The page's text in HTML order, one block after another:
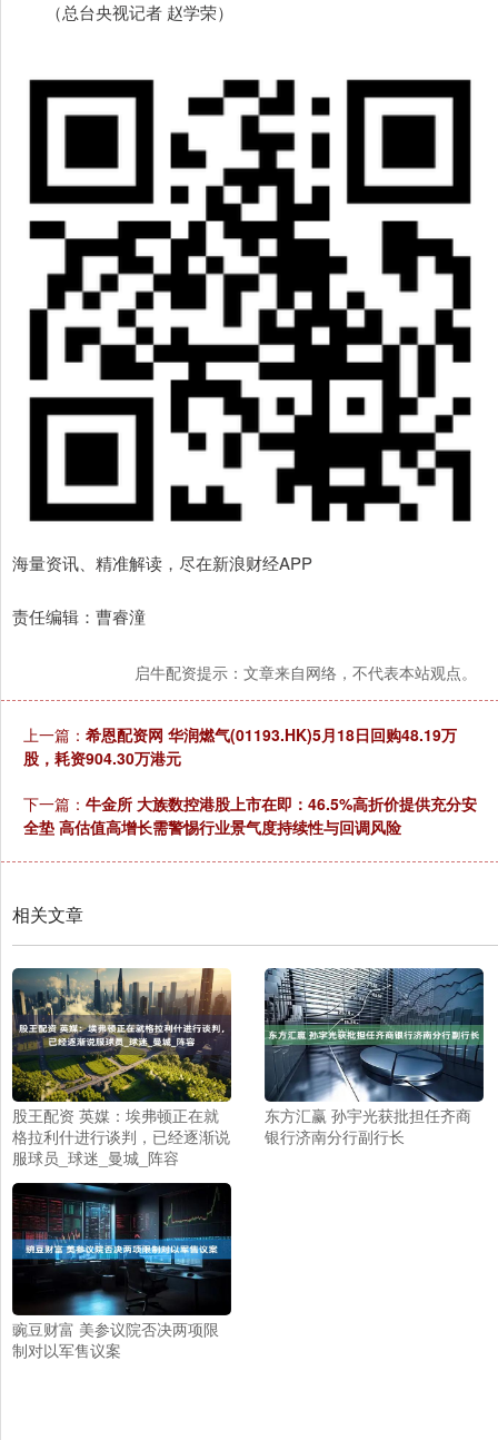
（总台央视记者 赵学荣）
海量资讯、精准解读，尽在新浪财经APP
责任编辑：曹睿潼
启牛配资提示：文章来自网络，不代表本站观点。
上一篇： 希恩配资网 华润燃气(01193.HK)5月18日回购48.19万
股，耗资904.30万港元
下一篇： 牛金所 大族数控港股上市在即：46.5%高折价提供充分安
全垫 高估值高增长需警惕行业景气度持续性与回调风险
相关文章
股王配资 英媒：埃弗顿正在就
格拉利什进行谈判，已经逐渐说
服球员_球迷_曼城_阵容
东方汇赢 孙宇光获批担任齐商
银行济南分行副行长
豌豆财富 美参议院否决两项限
制对以军售议案